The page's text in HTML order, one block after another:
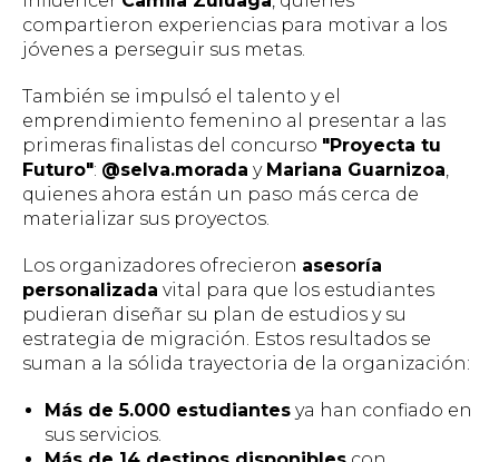
compartieron experiencias para motivar a los
jóvenes a perseguir sus metas.
También se impulsó el talento y el
emprendimiento femenino al presentar a las
primeras finalistas del concurso "Proyecta tu
Futuro": @selva.morada y Mariana Guarnizoa,
quienes ahora están un paso más cerca de
materializar sus proyectos.
Los organizadores ofrecieron asesoría
personalizada vital para que los estudiantes
pudieran diseñar su plan de estudios y su
estrategia de migración. Estos resultados se
suman a la sólida trayectoria de la organización:
Más de 5.000 estudiantes ya han confiado en
sus servicios.